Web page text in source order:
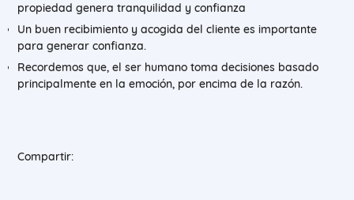
propiedad genera tranquilidad y confianza
Un buen recibimiento y acogida del cliente es importante
para generar confianza.
Recordemos que, el ser humano toma decisiones basado
principalmente en la emoción, por encima de la razón.
Compartir: